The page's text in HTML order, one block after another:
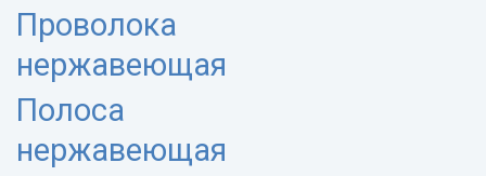
Проволока
нержавеющая
Полоса
нержавеющая